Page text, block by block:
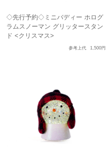
◇先行予約◇ミニバディー ホログ
ラムスノーマン グリッタースタン
ド <クリスマス>
参考上代 1,500円